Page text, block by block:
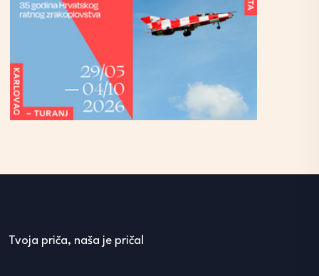
Tvoja priča, naša je priča!